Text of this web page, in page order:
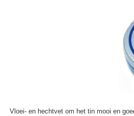
Vloei- en hechtvet om het tin mooi en